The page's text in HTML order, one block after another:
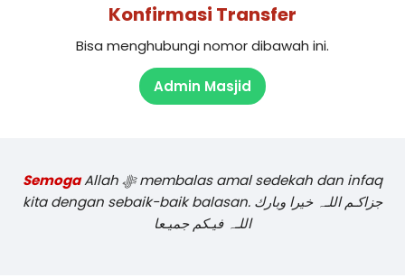
Konfirmasi Transfer
Bisa menghubungi nomor dibawah ini.
Admin Masjid
SemogaAllah ﷻ membalas amal sedekah dan infaq
kita dengan sebaik-baik balasan. جزاكـم اللـہ خيرا وبارك
اللـہ فيـكم جميـعا